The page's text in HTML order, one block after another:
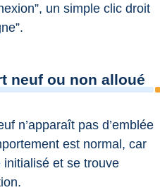
un simple clic droit
neuf ou non alloué
n’apparaît pas d’emblée
est normal, car
initialisé et se trouve